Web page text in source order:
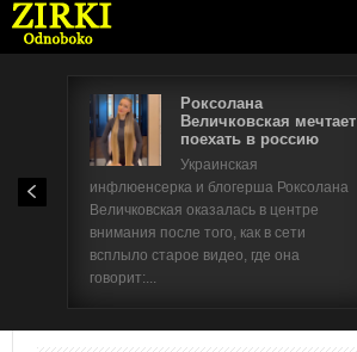
Роксолана
Величковская мечтает
поехать в россию
Украинская
инфлюенсерка и блогерша Роксолана
Величковская оказалась в центре
внимания после того, как в сети
всплыло старое видео, где она
говорит:...